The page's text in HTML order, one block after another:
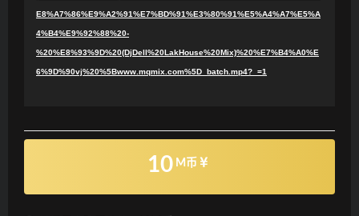
E8%A7%86%E9%A2%91%E7%BD%91%E3%80%91%E5%A4%A7%E5%A
4%B4%E9%92%88%20-
%20%E8%93%9D%20(DjDell%20LakHouse%20Mix)%20%E7%B4%A0%E
6%9D%90vj%20%5Bwww.mqmix.com%5D_batch.mp4?_=1
10 M币